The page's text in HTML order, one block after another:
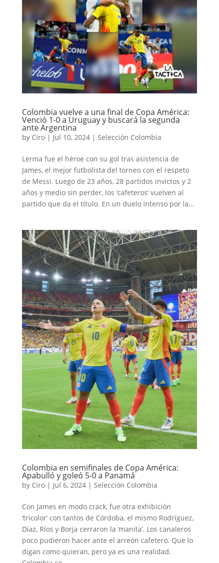
Colombia vuelve a una final de Copa América:
Venció 1-0 a Uruguay y buscará la segunda
ante Argentina
by Ciro| Jul 10, 2024| Selección Colombia
Lerma fue el héroe con su gol tras asistencia de
James, el mejor futbolista del torneo con el respeto
de Messi. Luego de 23 años, 28 partidos invictos y 2
años y medio sin perder, los ‘cafeteros’ vuelven al
partido que da el título. En un duelo intenso por la...
Colombia en semifinales de Copa América:
Apabulló y goleó 5-0 a Panamá
by Ciro| Jul 6, 2024| Selección Colombia
Con James en modo crack, fue otra exhibición
‘tricolor’ con tantos de Córdoba, el mismo Rodríguez,
Díaz, Ríos y Borja cerraron la ‘manita’. Los canaleros
poco pudieron hacer ante el arreón cafetero. Que lo
digan como quieran, pero ya es una realidad.